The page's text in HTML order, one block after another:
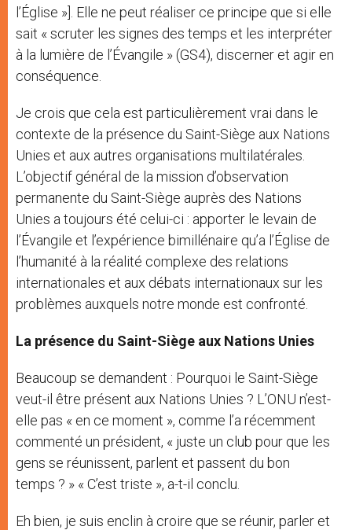
l’Église »]. Elle ne peut réaliser ce principe que si elle
sait « scruter les signes des temps et les interpréter
à la lumière de l’Évangile » (GS4), discerner et agir en
conséquence.
Je crois que cela est particulièrement vrai dans le
contexte de la présence du Saint-Siège aux Nations
Unies et aux autres organisations multilatérales.
L’objectif général de la mission d’observation
permanente du Saint-Siège auprès des Nations
Unies a toujours été celui-ci : apporter le levain de
l’Évangile et l’expérience bimillénaire qu’a l’Église de
l’humanité à la réalité complexe des relations
internationales et aux débats internationaux sur les
problèmes auxquels notre monde est confronté.
La présence du Saint-Siège aux Nations Unies
Beaucoup se demandent : Pourquoi le Saint-Siège
veut-il être présent aux Nations Unies ? L’ONU n’est-
elle pas « en ce moment », comme l’a récemment
commenté un président, « juste un club pour que les
gens se réunissent, parlent et passent du bon
temps ? » « C’est triste », a-t-il conclu.
Eh bien, je suis enclin à croire que se réunir, parler et